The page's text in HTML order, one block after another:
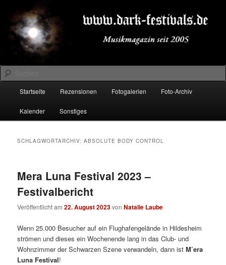
primären
Inhalt
springen
sekundären
Inhalt
springenDARK-FESTIVALS.DE
Suchen
Startseite Rezensionen Fotogalerien Foto-Archiv
Kalender Sonstiges
SCHLAGWORTARCHIV:ABSOLUTE BODY CONTROL
Mera Luna Festival 2023 –
Festivalbericht
Veröffentlicht am22. August 2023vonNatalie Laube
Wenn 25.000 Besucher auf ein Flughafengelände in Hildesheim
strömen und dieses ein Wochenende lang in das Club- und
Wohnzimmer der Schwarzen Szene verwandeln, dann istM’era
Luna Festival!